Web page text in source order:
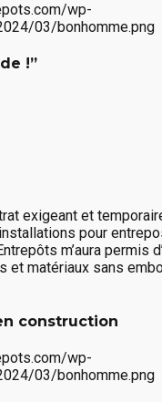
!”
exigeant et
pour
m’aura permis
et matériaux sans
construction